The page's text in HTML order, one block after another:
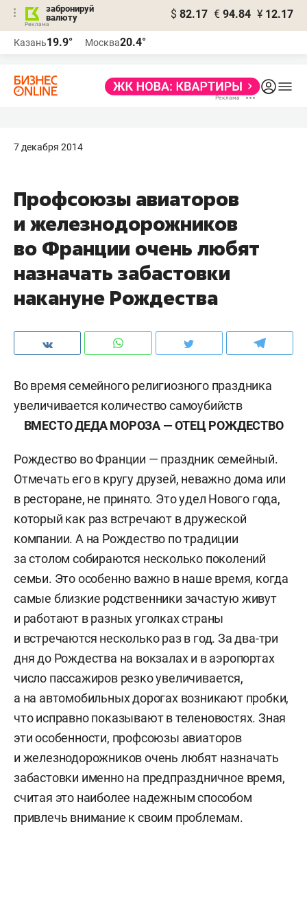
забронируй
валюту
$ 82.17 € 94.84 ¥ 12.17
Казань19.9° Москва20.4°
7 декабря 2014
Профсоюзы авиаторов
и железнодорожников
во Франции очень любят
назначать забастовки
накануне Рождества
Во время семейного религиозного праздника
увеличивается количество самоубийств
ВМЕСТО ДЕДА МОРОЗА — ОТЕЦ РОЖДЕСТВО
Рождество во Франции — праздник семейный.
Отмечать его в кругу друзей, неважно дома или
в ресторане, не принято. Это удел Нового года,
который как раз встречают в дружеской
компании. А на Рождество по традиции
за столом собираются несколько поколений
семьи. Это особенно важно в наше время, когда
самые близкие родственники зачастую живут
и работают в разных уголках страны
и встречаются несколько раз в год. За два-три
дня до Рождества на вокзалах и в аэропортах
число пассажиров резко увеличивается,
а на автомобильных дорогах возникают пробки,
что исправно показывают в теленовостях. Зная
эти особенности, профсоюзы авиаторов
и железнодорожников очень любят назначать
забастовки именно на предпраздничное время,
считая это наиболее надежным способом
привлечь внимание к своим проблемам.